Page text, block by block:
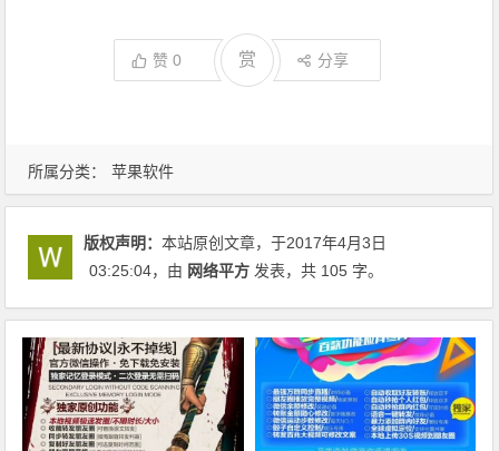
所属分类： 苹果软件
赞0 赏 分享
版权声明：本站原创文章，于2017年4月3日
03:25:04，由 网络平方 发表，共 105 字。